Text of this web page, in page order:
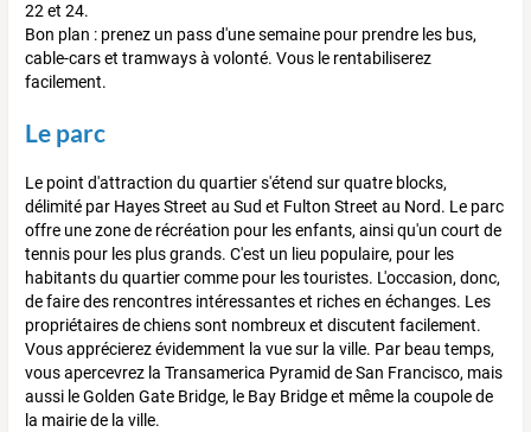
22 et 24.
Bon plan : prenez un pass d'une semaine pour prendre les bus,
cable-cars et tramways à volonté. Vous le rentabiliserez
facilement.
Le parc
Le point d'attraction du quartier s'étend sur quatre blocks,
délimité par Hayes Street au Sud et Fulton Street au Nord. Le parc
offre une zone de récréation pour les enfants, ainsi qu'un court de
tennis pour les plus grands. C'est un lieu populaire, pour les
habitants du quartier comme pour les touristes. L'occasion, donc,
de faire des rencontres intéressantes et riches en échanges. Les
propriétaires de chiens sont nombreux et discutent facilement.
Vous apprécierez évidemment la vue sur la ville. Par beau temps,
vous apercevrez la Transamerica Pyramid de San Francisco, mais
aussi le Golden Gate Bridge, le Bay Bridge et même la coupole de
la mairie de la ville.